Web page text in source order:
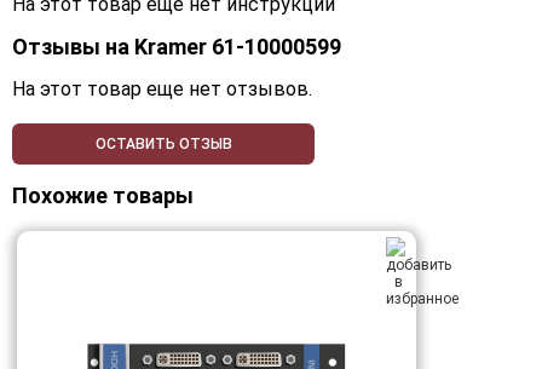
На этот товар еще нет инструкций
Отзывы на Kramer 61-10000599
На этот товар еще нет отзывов.
ОСТАВИТЬ ОТЗЫВ
Похожие товары